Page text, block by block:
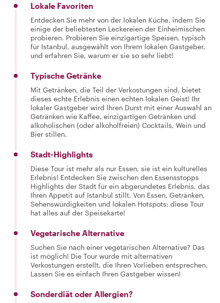
Lokale Favoriten
Entdecken Sie mehr von der lokalen Küche, indem Sie
einige der beliebtesten Leckereien der Einheimischen
probieren. Probieren Sie einzigartige Speisen, typisch
für Istanbul, ausgewählt von Ihrem lokalen Gastgeber,
und erfahren Sie, warum er sie so sehr liebt!
Typische Getränke
Mit Getränken, die Teil der Verkostungen sind, bietet
dieses echte Erlebnis einen echten lokalen Geist! Ihr
lokaler Gastgeber wird Ihren Durst mit einer Auswahl an
Getränken wie Kaffee, einzigartigen Getränken und
alkoholischen (oder alkoholfreien) Cocktails, Wein und
Bier stillen.
Stadt-Highlights
Diese Tour ist mehr als nur Essen, sie ist ein kulturelles
Erlebnis! Entdecken Sie zwischen den Essensstopps
Highlights der Stadt für ein abgerundetes Erlebnis, das
Ihren Appetit auf Istanbul stillt. Von Essen, Getränken,
Sehenswürdigkeiten und lokalen Hotspots; diese Tour
hat alles auf der Speisekarte!
Vegetarische Alternative
Suchen Sie nach einer vegetarischen Alternative? Das
ist möglich! Die Tour wurde mit alternativen
Verkostungen erstellt, die Ihren Vorlieben entsprechen.
Lassen Sie es einfach Ihren Gastgeber wissen!
Sonderdiät oder Allergien?